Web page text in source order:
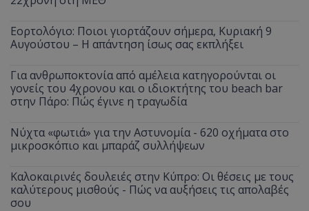
Εορτολόγιο: Ποιοι γιορτάζουν σήμερα, Κυριακή 9
Αυγούστου – Η απάντηση ίσως σας εκπλήξει
Για ανθρωποκτονία από αμέλεια κατηγορούνται οι
γονείς του 4χρονου και ο ιδιοκτήτης του beach bar
στην Πάρο: Πώς έγινε η τραγωδία
Νύχτα «φωτιά» για την Αστυνομία - 620 οχήματα στο
μικροσκόπιο και μπαράζ συλλήψεων
Καλοκαιρινές δουλειές στην Κύπρο: Οι θέσεις με τους
καλύτερους μισθούς - Πώς να αυξήσεις τις απολαβές
σου